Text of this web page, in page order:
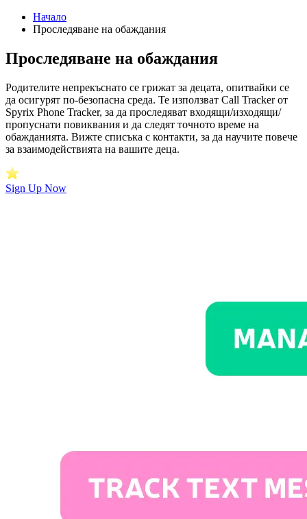
Начало
Проследяване на обаждания
Проследяване на обаждания
Родителите непрекъснато се грижат за децата, опитвайки се
да осигурят по-безопасна среда. Те използват Call Tracker от
Spyrix Phone Tracker, за да проследяват входящи/изходящи/
пропуснати повиквания и да следят точното време на
обажданията. Вижте списъка с контакти, за да научите повече
за взаимодействията на вашите деца.
Sign Up Now